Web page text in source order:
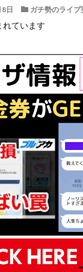
日 ガチ勢のライブ
ています